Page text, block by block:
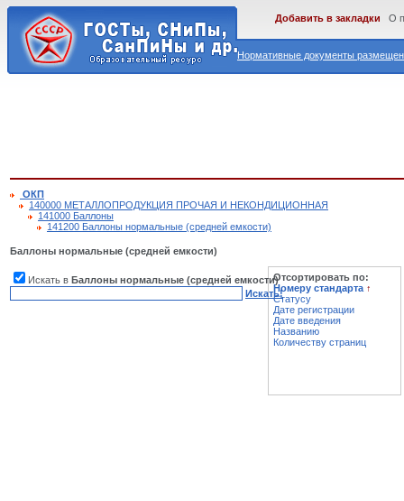
Нормативные документы
Добавить в закладки О
ОКП
140000 МЕТАЛЛОПРОДУКЦИЯ ПРОЧАЯ И НЕКОНДИЦИОННАЯ
141000 Баллоны
141200 Баллоны нормальные (средней емкости)
Баллоны нормальные (средней емкости)
Искать в Баллоны нормальные (средней емкости)
Искать!
Отсортировать по:
Номеру стандарта ↑
Статусу
Дате регистрации
Дате введения
Названию
Количеству страниц